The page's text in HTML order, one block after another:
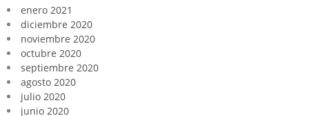
enero 2021
diciembre 2020
noviembre 2020
octubre 2020
septiembre 2020
agosto 2020
julio 2020
junio 2020